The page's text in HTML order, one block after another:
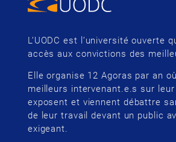
L’UODC est l’université ouverte
accès aux convictions des
Elle organise 12 Agoras par an
meilleurs intervenant.e.s sur
exposent et viennent débattre
de leur travail devant un public
exigeant.